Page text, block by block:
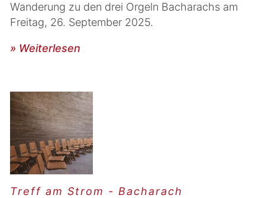
Wanderung zu den drei Orgeln Bacharachs am
Freitag, 26. September 2025.
» Weiterlesen
Treff am Strom - Bacharach